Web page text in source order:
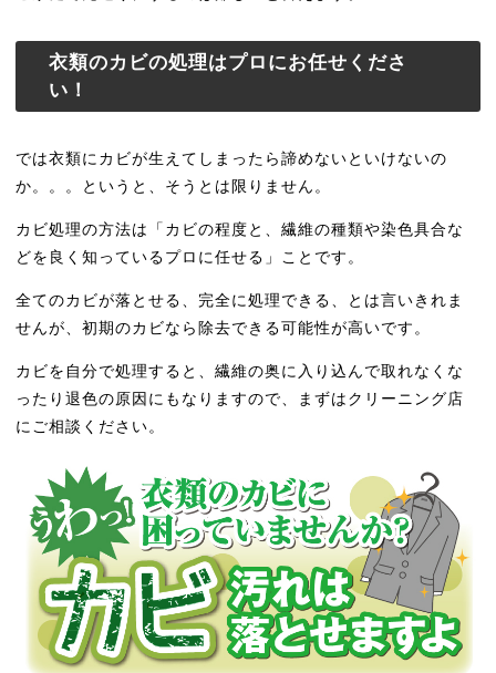
衣類のカビの処理はプロにお任せくださ
い！
では衣類にカビが生えてしまったら諦めないといけないの
か。。。というと、そうとは限りません。
カビ処理の方法は「カビの程度と、繊維の種類や染色具合な
どを良く知っているプロに任せる」ことです。
全てのカビが落とせる、完全に処理できる、とは言いきれま
せんが、初期のカビなら除去できる可能性が高いです。
カビを自分で処理すると、繊維の奥に入り込んで取れなくな
ったり退色の原因にもなりますので、まずはクリーニング店
にご相談ください。